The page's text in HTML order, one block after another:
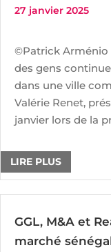
27 janvier 2025
©Patrick Arménio
des gens
dans une ville
Valérie Renet,
janvier lors de la
LIRE PLUS
GGL, M&A et
marché